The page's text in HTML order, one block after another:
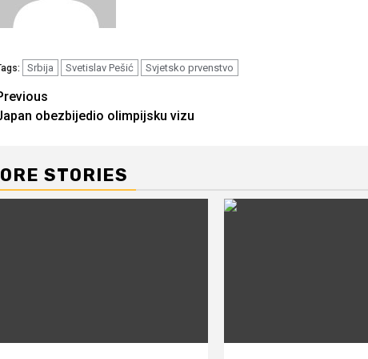
Srbija Svetislav Pešić Svjetsko prvenstvo
obezbijedio olimpijsku vizu
STORIES